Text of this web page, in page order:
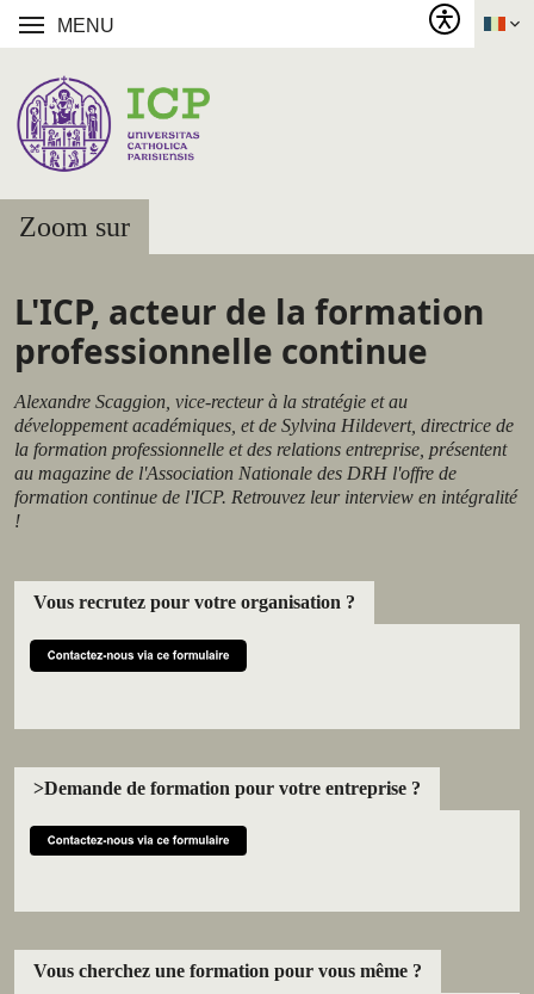
MENU
Zoom sur
L'ICP, acteur de la formation
professionnelle continue
Alexandre Scaggion, vice-recteur à la stratégie et au
développement académiques, et de Sylvina Hildevert, directrice de
la formation professionnelle et des relations entreprise, présentent
au magazine de l'Association Nationale des DRH l'offre de
formation continue de l'ICP. Retrouvez leur interview en intégralité
!
Vous recrutez pour votre organisation ?
>Demande de formation pour votre entreprise ?
Vous cherchez une formation pour vous même ?